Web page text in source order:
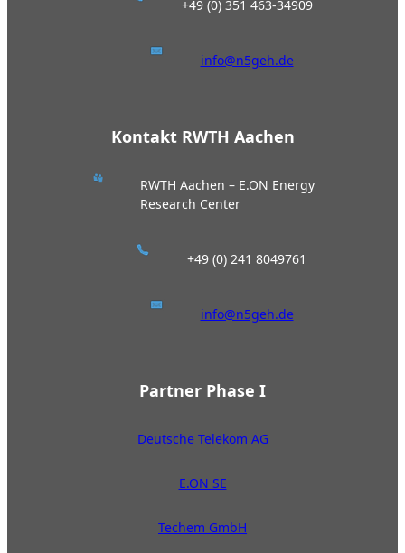
+49 (0) 351 463-34909
info@n5geh.de
Kontakt RWTH Aachen
RWTH Aachen – E.ON Energy
Research Center
+49 (0) 241 8049761
info@n5geh.de
Partner Phase I
Deutsche Telekom AG
E.ON SE
Techem GmbH